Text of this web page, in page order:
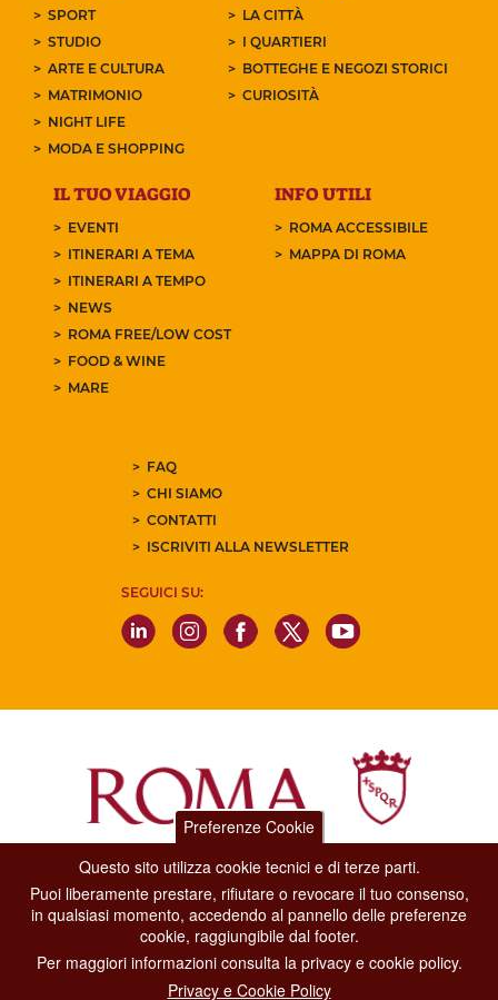
SPORT
STUDIO
ARTE E CULTURA
MATRIMONIO
NIGHT LIFE
MODA E SHOPPING
LA CITTÀ
I QUARTIERI
BOTTEGHE E NEGOZI STORICI
CURIOSITÀ
IL TUO VIAGGIO
EVENTI
ITINERARI A TEMA
ITINERARI A TEMPO
NEWS
ROMA FREE/LOW COST
FOOD & WINE
MARE
INFO UTILI
ROMA ACCESSIBILE
MAPPA DI ROMA
FAQ
CHI SIAMO
CONTATTI
ISCRIVITI ALLA NEWSLETTER
SEGUICI SU:
Dipartimento Grandi Eventi, Sport, Turismo e Moda.
Via di San Basilio, 51
00187 Roma
CONTACT CENTER TEL. 06 06 08
Preferenze Cookie
Questo sito utilizza cookie tecnici e di terze parti.
Puoi liberamente prestare, rifiutare o revocare il tuo consenso,
in qualsiasi momento, accedendo al pannello delle preferenze
cookie, raggiungibile dal footer.
Per maggiori informazioni consulta la privacy e cookie policy.
Privacy e Cookie Policy